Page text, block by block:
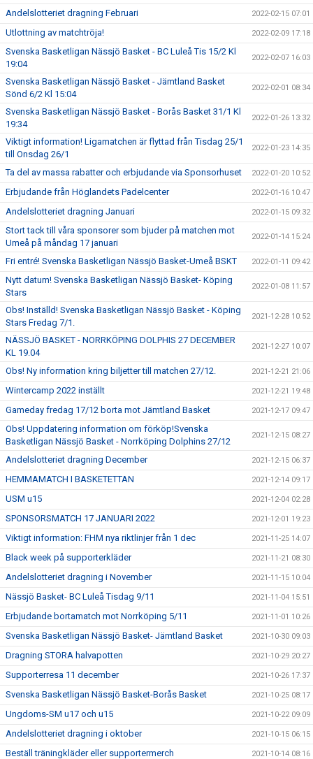
Andelslotteriet dragning Februari 2022-02-15 07:01
Utlottning av matchtröja! 2022-02-09 17:18
Svenska Basketligan Nässjö Basket - BC Luleå Tis 15/2 Kl
19:04
2022-02-07 16:03
Svenska Basketligan Nässjö Basket - Jämtland Basket
Sönd 6/2 Kl 15:04
2022-02-01 08:34
Svenska Basketligan Nässjö Basket - Borås Basket 31/1 Kl
19:34
2022-01-26 13:32
Viktigt information! Ligamatchen är flyttad från Tisdag 25/1
till Onsdag 26/1
2022-01-23 14:35
Ta del av massa rabatter och erbjudande via Sponsorhuset 2022-01-20 10:52
Erbjudande från Höglandets Padelcenter 2022-01-16 10:47
Andelslotteriet dragning Januari 2022-01-15 09:32
Stort tack till våra sponsorer som bjuder på matchen mot
Umeå på måndag 17 januari
2022-01-14 15:24
Fri entré! Svenska Basketligan Nässjö Basket-Umeå BSKT 2022-01-11 09:42
Nytt datum! Svenska Basketligan Nässjö Basket- Köping
Stars
2022-01-08 11:57
Obs! Inställd! Svenska Basketligan Nässjö Basket - Köping
Stars Fredag 7/1.
2021-12-28 10:52
NÄSSJÖ BASKET - NORRKÖPING DOLPHIS 27 DECEMBER
KL 19.04
2021-12-27 10:07
Obs! Ny information kring biljetter till matchen 27/12. 2021-12-21 21:06
Wintercamp 2022 inställt 2021-12-21 19:48
Gameday fredag 17/12 borta mot Jämtland Basket 2021-12-17 09:47
Obs! Uppdatering information om förköp!Svenska
Basketligan Nässjö Basket - Norrköping Dolphins 27/12
2021-12-15 08:27
Andelslotteriet dragning December 2021-12-15 06:37
HEMMAMATCH I BASKETETTAN 2021-12-14 09:17
USM u15 2021-12-04 02:28
SPONSORSMATCH 17 JANUARI 2022 2021-12-01 19:23
Viktigt information: FHM nya riktlinjer från 1 dec 2021-11-25 14:07
Black week på supporterkläder 2021-11-21 08:30
Andelslotteriet dragning i November 2021-11-15 10:04
Nässjö Basket- BC Luleå Tisdag 9/11 2021-11-04 15:51
Erbjudande bortamatch mot Norrköping 5/11 2021-11-01 10:26
Svenska Basketligan Nässjö Basket- Jämtland Basket 2021-10-30 09:03
Dragning STORA halvapotten 2021-10-29 20:27
Supporterresa 11 december 2021-10-26 17:37
Svenska Basketligan Nässjö Basket-Borås Basket 2021-10-25 08:17
Ungdoms-SM u17 och u15 2021-10-22 09:09
Andelslotteriet dragning i oktober 2021-10-15 06:15
Beställ träningkläder eller supportermerch 2021-10-14 08:16